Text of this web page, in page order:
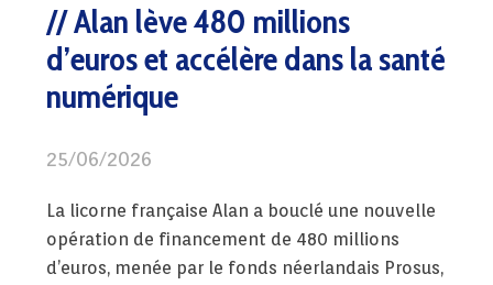
Alan lève 480 millions
d’euros et accélère dans la santé
numérique
25/06/2026
La licorne française Alan a bouclé une nouvelle
opération de financement de 480 millions
d’euros, menée par le fonds néerlandais Prosus,